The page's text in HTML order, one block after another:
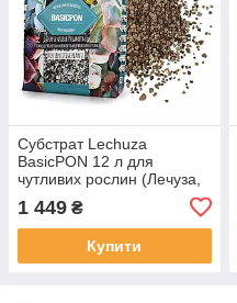
Субстрат Lechuza
BasicPON 12 л для
чутливих рослин (Лечуза,
1 449 ₴
Купити